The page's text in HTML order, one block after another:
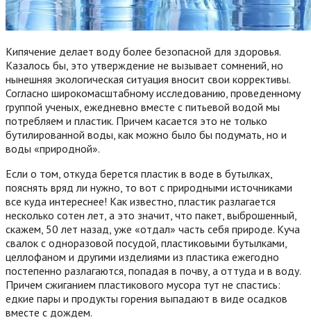
Кипячение делает воду более безопасной для здоровья.
Казалось бы, это утверждение не вызывает сомнений, но
нынешняя экологическая ситуация вносит свои коррективы.
Согласно широкомасштабному исследованию, проведенному
группой ученых, ежедневно вместе с питьевой водой мы
потребляем и пластик. Причем касается это не только
бутилированной воды, как можно было бы подумать, но и
воды «природной».
Если о том, откуда берется пластик в воде в бутылках,
пояснять вряд ли нужно, то вот с природными источниками
все куда интереснее! Как известно, пластик разлагается
несколько сотен лет, а это значит, что пакет, выброшенный,
скажем, 50 лет назад, уже «отдал» часть себя природе. Куча
свалок с одноразовой посудой, пластиковыми бутылками,
целлофаном и другими изделиями из пластика ежегодно
постепенно разлагаются, попадая в почву, а оттуда и в воду.
Причем сжиганием пластикового мусора тут не спастись:
едкие пары и продукты горения выпадают в виде осадков
вместе с дождем.